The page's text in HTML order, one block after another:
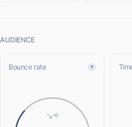
AUDIENCE
Bounce rate